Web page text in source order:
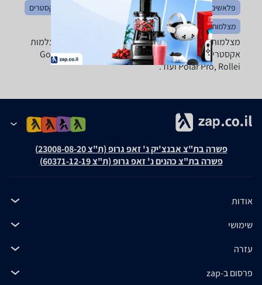
פלאשים למצלמות
ציוד לקרוואנים
אביזרים למצלמות אקסטרים
מצלמות לרכב
מצלמות אקסטרים - ‏8K@30fps ‏MP4 מבחר ענק של מצלמות
אקסטרים וספורט של טובי המותגים בתחום: GoPro, Sony,
Polar Pro, Rollei ועוד.
פשרה בת"צ אבנצ'יק נ' זאפ גרופ (ת"צ 23008-08-20)
פשרה בת"צ כהנים נ' זאפ גרופ (ת"צ 60371-12-19)
אודות
שימושי
עזרה
פרסום ב-zap